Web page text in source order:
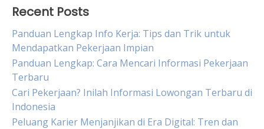
Recent Posts
Panduan Lengkap Info Kerja: Tips dan Trik untuk
Mendapatkan Pekerjaan Impian
Panduan Lengkap: Cara Mencari Informasi Pekerjaan
Terbaru
Cari Pekerjaan? Inilah Informasi Lowongan Terbaru di
Indonesia
Peluang Karier Menjanjikan di Era Digital: Tren dan